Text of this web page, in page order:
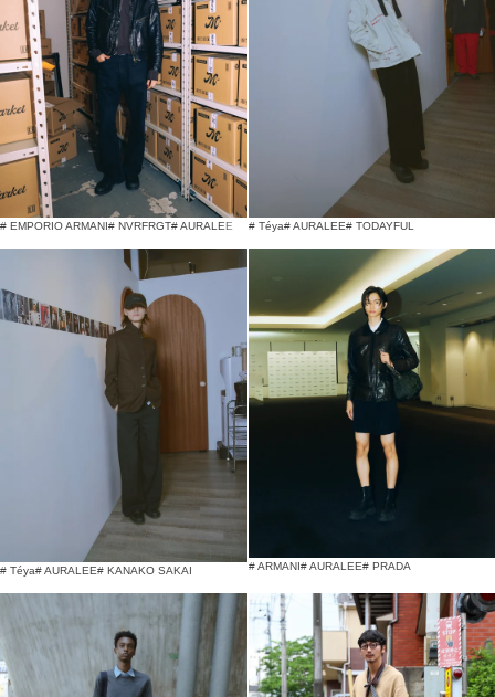
# EMPORIO ARMANI# NVRFRGT# AURALEE # Téya# AURALEE# TODAYFUL
# Téya# AURALEE# KANAKO SAKAI # ARMANI# AURALEE# PRADA